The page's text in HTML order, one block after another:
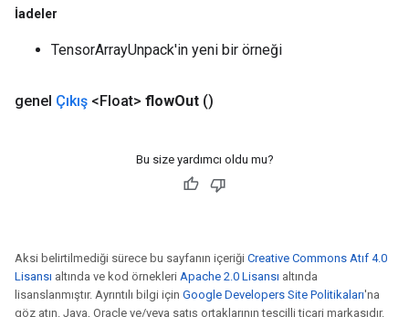
İadeler
TensorArrayUnpack'in yeni bir örneği
genel Çıkış <Float> flowOut ()
Bu size yardımcı oldu mu?
Aksi belirtilmediği sürece bu sayfanın içeriği Creative Commons Atıf 4.0
Lisansı altında ve kod örnekleri Apache 2.0 Lisansı altında
lisanslanmıştır. Ayrıntılı bilgi için Google Developers Site Politikaları'na
göz atın. Java, Oracle ve/veya satış ortaklarının tescilli ticari markasıdır.